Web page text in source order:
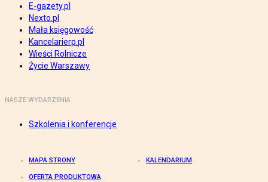
E-gazety.pl
Nexto.pl
Mała księgowość
Kancelarierp.pl
Wieści Rolnicze
Życie Warszawy
NASZE WYDARZENIA
Szkolenia i konferencje
MAPA STRONY KALENDARIUM
OFERTA PRODUKTOWA